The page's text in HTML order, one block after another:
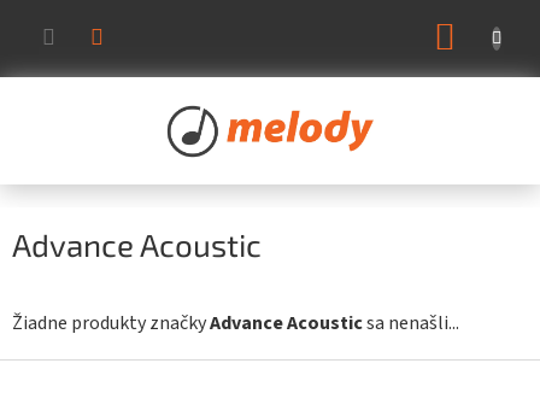
obsah
Advance Acoustic
Žiadne produkty značkyAdvance Acousticsa nenašli...